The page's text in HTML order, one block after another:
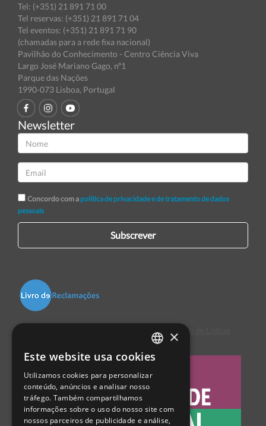
Tel: (+351) 21 891 71 00
Tel reservas: (+351) 21 891 71 04
Tel eventos: (+351) 21 891 71 90
(chamadas para a rede fixa nacional)
Pavilhão do Conhecimento - Centro Ciência Viva
Largo José Mariano Gago, nº1
Parque das Nações
1990-073 Lisboa, Portugal
Newsletter
Concordo com a política de privacidade e de tratamento de dados
pessoais
Subscrever
Centro de Arbitragem de Conflitos de Consumo de Lisboa
PORTUGUESE
ENGLISH
SPANISH
×
Este website usa cookies
Utilizamos cookies para personalizar
conteúdo, anúncios e analisar nosso
tráfego. Também compartilhamos
informações sobre o uso do nosso site com
nossos parceiros de publicidade e análise,